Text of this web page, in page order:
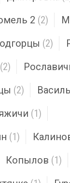
2 (2)
(2)
(2)
(2)
(1)
(1)
Копылов (1)